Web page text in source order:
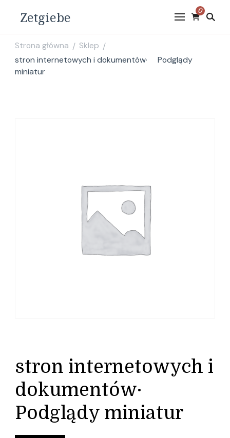
Zetgiebe 0
Strona główna / Sklep /
stron internetowych i dokumentów· Podglądy
miniatur
stron internetowych i
dokumentów·
Podglądy miniatur